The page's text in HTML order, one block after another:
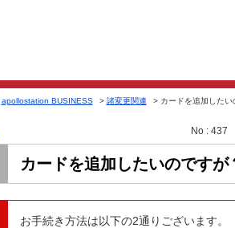
apollostation BUSINESS > 諸変更関連 > カードを追加した
No : 437
カードを追加したいのです
お手続き方法は以下の2通りございます。